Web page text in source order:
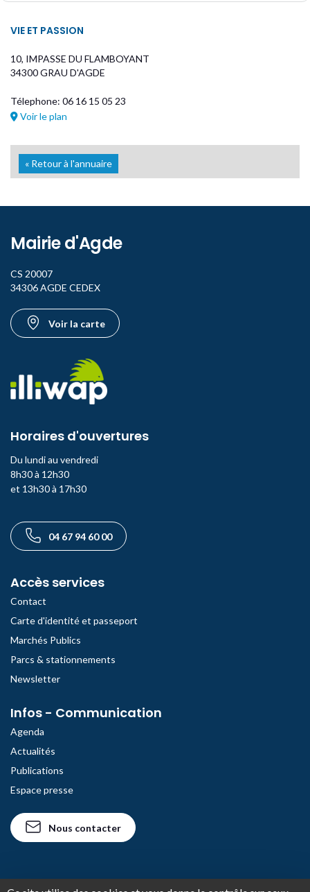
VIE ET PASSION
10, IMPASSE DU FLAMBOYANT
34300 GRAU D'AGDE
Télephone: 06 16 15 05 23
Voir le plan
« Retour à l'annuaire
Mairie d'Agde
CS 20007
34306 AGDE CEDEX
Voir la carte
Horaires d'ouvertures
Du lundi au vendredi
8h30 à 12h30
et 13h30 à 17h30
Téléphone
04 67 94 60 00
Accès services
Contact
Carte d'identité et passeport
Marchés Publics
Parcs & stationnements
Newsletter
Infos - Communication
Agenda
Actualités
Publications
Espace presse
Nous contacter